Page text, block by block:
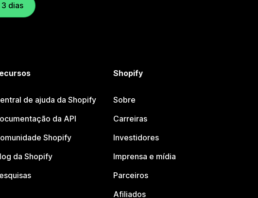
dias
de ajuda da Shopify
da API
Shopify
da Shopify
Shopify
Sobre
Carreiras
Investidores
Imprensa e mídia
Parceiros
Afiliados